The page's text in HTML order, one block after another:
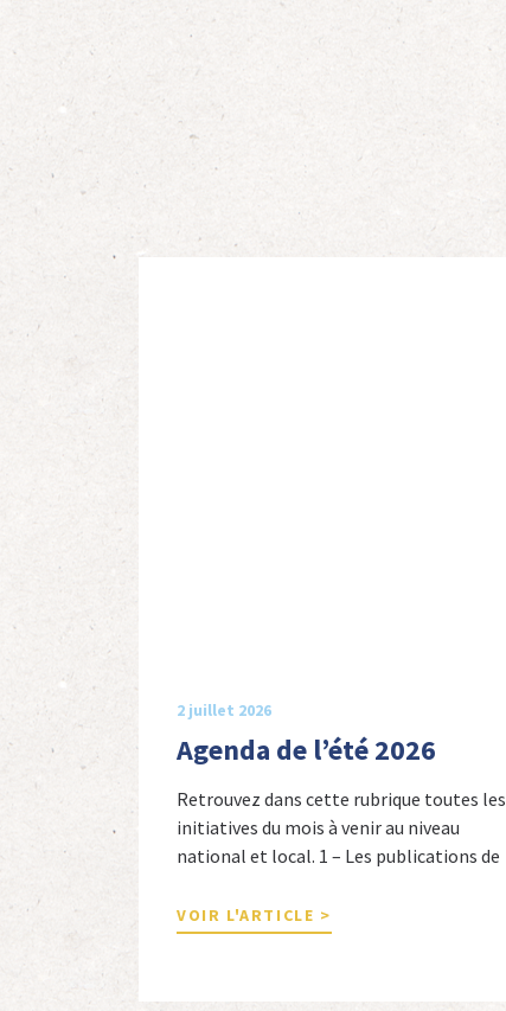
2 juillet 2026
Agenda de l’été 2026
Retrouvez dans cette rubrique toutes les
initiatives du mois à venir au niveau
national et local. 1 – Les publications de
Combattants de l’Empire : 1939-1945,
Michel Cordeboeuf, Christophe Touron et
2026. Ils venaient d’Afrique du Nord,
VOIR L'ARTICLE >